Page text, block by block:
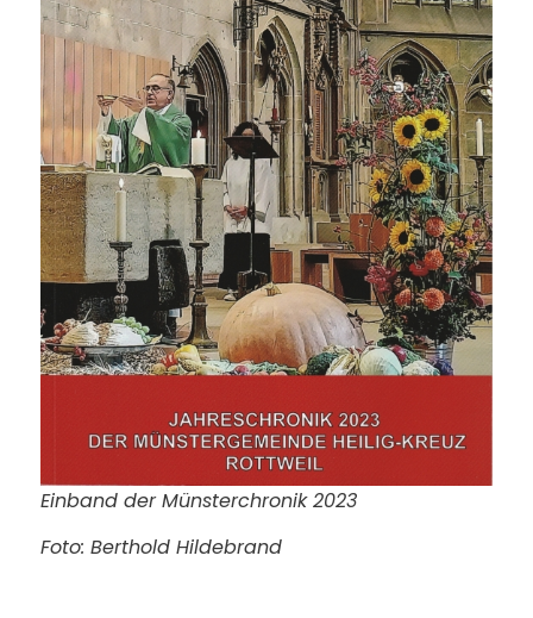
Einband der Münsterchronik 2023
Foto: Berthold Hildebrand